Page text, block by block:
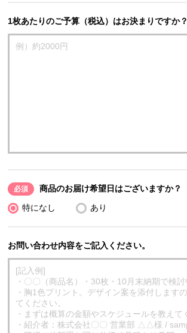
1枚あたりのご予算（税込）はお決まりですか？
必須 商品のお届け希望日はございますか？
特になし あり
お問い合わせ内容をご記入ください。